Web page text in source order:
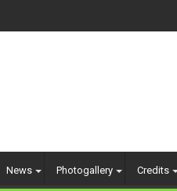
News Photogallery Credits